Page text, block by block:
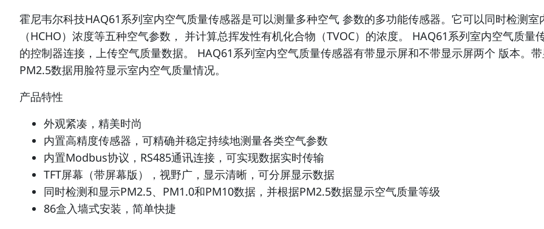
霍尼韦尔科技HAQ61系列室内空气质量传感器是可以测量多种空气 参数的多功能传感器。它可以同时检测
（HCHO）浓度等五种空气参数， 并计算总挥发性有机化合物（TVOC）的浓度。 HAQ61系列室内空气质
的控制器连接，上传空气质量数据。 HAQ61系列室内空气质量传感器有带显示屏和不带显示屏两个 版本。
PM2.5数据用脸符显示室内空气质量情况。
产品特性
外观紧凑，精美时尚
内置高精度传感器，可精确并稳定持续地测量各类空气参数
内置Modbus协议，RS485通讯连接，可实现数据实时传输
TFT屏幕（带屏幕版），视野广，显示清晰，可分屏显示数据
同时检测和显示PM2.5、PM1.0和PM10数据，并根据PM2.5数据显示空气质量等级
86盒入墙式安装，简单快捷